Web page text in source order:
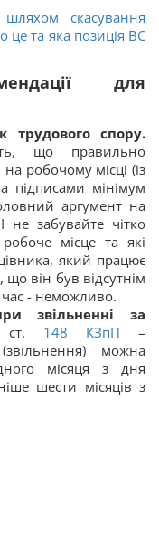
шляхом скасування
це та яка позиція ВС
для
трудового спору.
що правильно
на робочому місці (із
підписами мінімум
аргумент на
не забувайте чітко
місце та які
який працює
що він був відсутнім
- неможливо.
звільненні за
148 КЗпП –
можна
місяця з дня
шести місяців з